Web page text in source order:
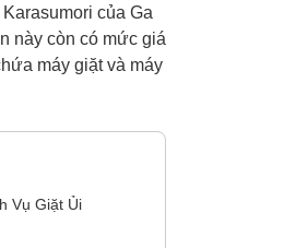
của Ga
này còn có mức giá
máy giặt và máy
Vụ Giặt Ủi